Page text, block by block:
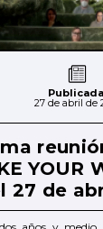
27 de abril de
YOUR
27 de